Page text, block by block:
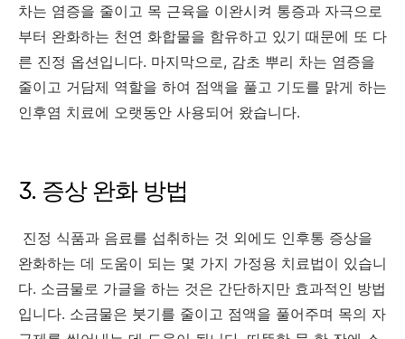
차는 염증을 줄이고 목 근육을 이완시켜 통증과 자극으로
부터 완화하는 천연 화합물을 함유하고 있기 때문에 또 다
른 진정 옵션입니다. 마지막으로, 감초 뿌리 차는 염증을
줄이고 거담제 역할을 하여 점액을 풀고 기도를 맑게 하는
인후염 치료에 오랫동안 사용되어 왔습니다.
3. 증상 완화 방법
진정 식품과 음료를 섭취하는 것 외에도 인후통 증상을
완화하는 데 도움이 되는 몇 가지 가정용 치료법이 있습니
다. 소금물로 가글을 하는 것은 간단하지만 효과적인 방법
입니다. 소금물은 붓기를 줄이고 점액을 풀어주며 목의 자